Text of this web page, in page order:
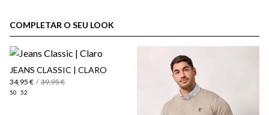
cliente
COMPLETAR O SEU LOOK
JEANS CLASSIC | CLARO
34,95 € / 39,95 €
50 52